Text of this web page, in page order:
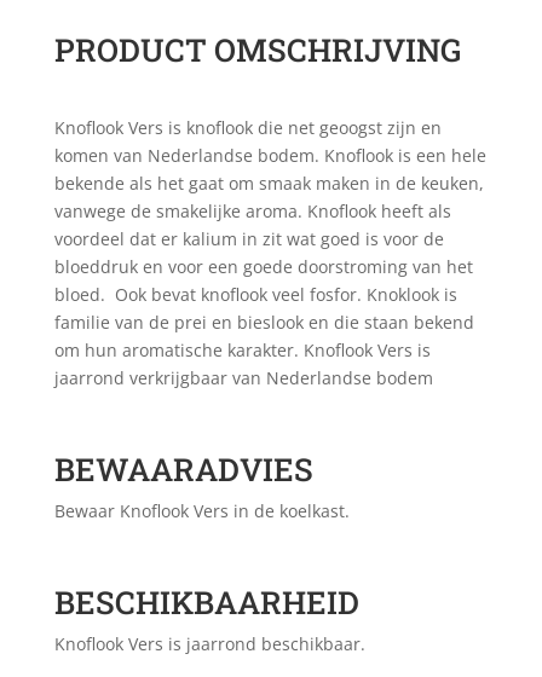
PRODUCT OMSCHRIJVING
Knoflook Vers is knoflook die net geoogst zijn en
komen van Nederlandse bodem. Knoflook is een hele
bekende als het gaat om smaak maken in de keuken,
vanwege de smakelijke aroma. Knoflook heeft als
voordeel dat er kalium in zit wat goed is voor de
bloeddruk en voor een goede doorstroming van het
bloed. Ook bevat knoflook veel fosfor. Knoklook is
familie van de prei en bieslook en die staan bekend
om hun aromatische karakter. Knoflook Vers is
jaarrond verkrijgbaar van Nederlandse bodem
BEWAARADVIES
Bewaar Knoflook Vers in de koelkast.
BESCHIKBAARHEID
Knoflook Vers is jaarrond beschikbaar.